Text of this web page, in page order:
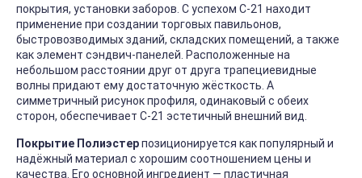
покрытия, установки заборов. С успехом С-21 находит
применение при создании торговых павильонов,
быстровозводимых зданий, складских помещений, а также
как элемент сэндвич-панелей. Расположенные на
небольшом расстоянии друг от друга трапециевидные
волны придают ему достаточную жёсткость. А
симметричный рисунок профиля, одинаковый с обеих
сторон, обеспечивает С-21 эстетичный внешний вид.
Покрытие Полиэстерпозиционируется как популярный и
надёжный материал с хорошим соотношением цены и
качества. Его основной ингредиент — пластичная